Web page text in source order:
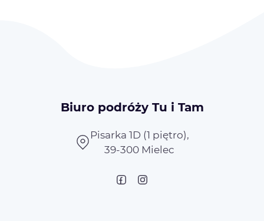
Biuro podróży Tu i Tam
Pisarka 1D (1 piętro),
39-300 Mielec